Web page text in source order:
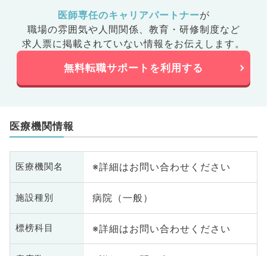
医師専任のキャリアパートナーが
職場の雰囲気や人間関係、 教育・研修制度など
求人票に掲載されていない情報をお伝えします。
無料転職サポートを利用する
医療機関情報
医療機関名 ※詳細はお問い合わせください
施設種別 病院（一般）
標榜科目 ※詳細はお問い合わせください